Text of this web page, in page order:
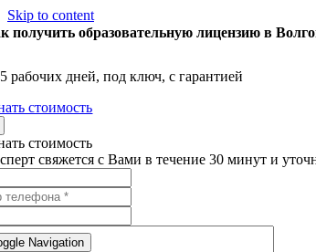
Skip to content
Navigation
получить образовательную лицензию в
рабочих дней, под ключ, с гарантией
стоимость
стоимость
свяжется с Вами в течение 30 минут и